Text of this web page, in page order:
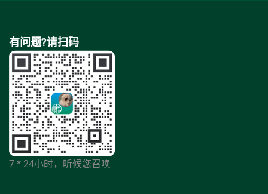
有问题?请扫码
7 * 24小时，听候您召唤